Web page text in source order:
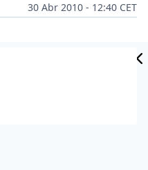
30 Abr 2010 - 12:40 CET